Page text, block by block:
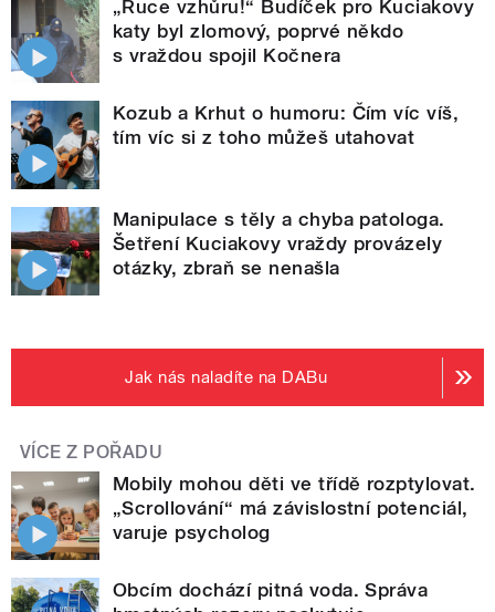
„Ruce vzhůru!“ Budíček pro Kuciakovy
katy byl zlomový, poprvé někdo
s vraždou spojil Kočnera
Kozub a Krhut o humoru: Čím víc víš,
tím víc si z toho můžeš utahovat
Manipulace s těly a chyba patologa.
Šetření Kuciakovy vraždy provázely
otázky, zbraň se nenašla
Jak nás naladíte na DABu
VÍCE Z POŘADU
Mobily mohou děti ve třídě rozptylovat.
„Scrollování“ má závislostní potenciál,
varuje psycholog
Obcím dochází pitná voda. Správa